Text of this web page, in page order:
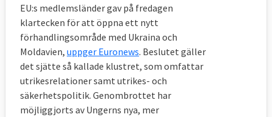
EU:s medlemsländer gav på fredagen
klartecken för att öppna ett nytt
förhandlingsområde med Ukraina och
Moldavien, uppger Euronews. Beslutet gäller
det sjätte så kallade klustret, som omfattar
utrikesrelationer samt utrikes- och
säkerhetspolitik. Genombrottet har
möjliggjorts av Ungerns nya, mer